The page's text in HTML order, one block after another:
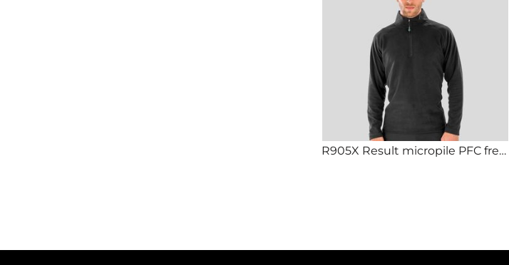
R905X Result micropile PFC free zip corta ad asciugatura rapida 100% poliestere riciclato 165gr